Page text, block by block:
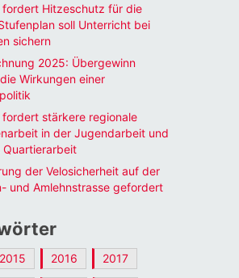
fordert Hitzeschutz für die
soll Unterricht bei
sichern
2025: Übergewinn
Wirkungen einer
fordert stärkere regionale
in der Jugendarbeit und
der Velosicherheit auf der
und Amlehnstrasse gefordert
2015 2016 2017